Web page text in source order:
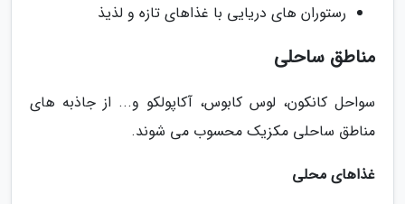
رستوران های دریایی با غذاهای تازه و لذیذ
مناطق ساحلی
سواحل کانکون، لوس کابوس، آکاپولکو و... از جاذبه های
مناطق ساحلی مکزیک محسوب می شوند.
غذاهای محلی